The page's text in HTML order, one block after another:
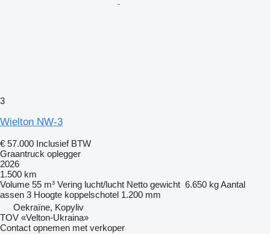
3
Wielton NW-3
€ 57.000 Inclusief BTW
Graantruck oplegger
2026
1.500 km
Volume 55 m³ Vering lucht/lucht Netto gewicht 6.650 kgAantal
assen 3 Hoogte koppelschotel 1.200 mm
Oekraïne, Kopyliv
TOV «Velton-Ukraina»
Contact opnemen met verkoper